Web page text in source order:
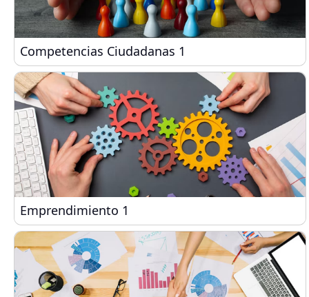
Competencias Ciudadanas 1
Competencias Ciudadanas 1
Emprendimiento 1
Emprendimiento 1